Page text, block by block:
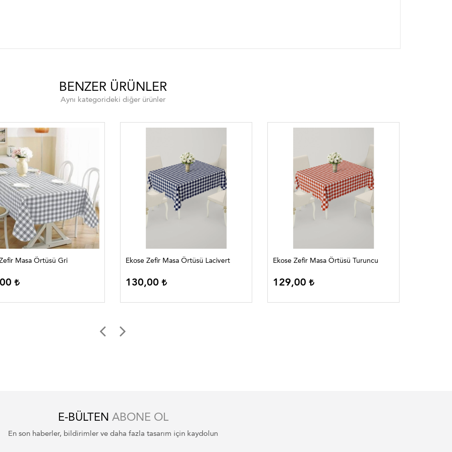
BENZER ÜRÜNLER
Aynı kategorideki diğer ürünler
Masa Örtüsü Gri Ekose Zefir Masa Örtüsü Lacivert
130,00
Ekose Zefir Masa Örtüsü Turuncu
129,00
E-BÜLTEN ABONE OL
En son haberler, bildirimler ve daha fazla tasarım için kaydolun